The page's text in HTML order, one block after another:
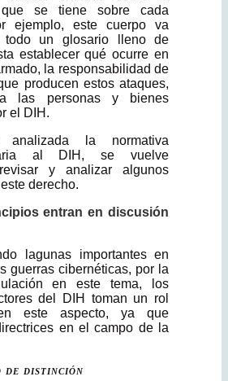
que se tiene sobre cada
ejemplo, este cuerpo va
todo un glosario lleno de
establecer qué ocurre en
la responsabilidad de
producen estos ataques,
las personas y bienes
el DIH.
la normativa
al DIH, se vuelve
y analizar algunos
derecho.
entran en discusión
lagunas importantes en
guerras cibernéticas, por la
en este tema, los
del DIH toman un rol
este aspecto, ya que
en el campo de la
de distinción